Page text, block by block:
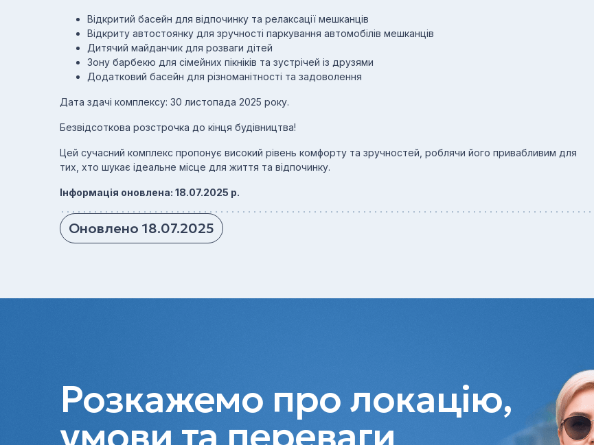
Відкритий басейн для відпочинку та релаксації мешканців
Відкриту автостоянку для зручності паркування автомобілів мешканців
Дитячий майданчик для розваги дітей
Зону барбекю для сімейних пікніків та зустрічей із друзями
Додатковий басейн для різноманітності та задоволення
Дата здачі комплексу: 30 листопада 2025 року.
Безвідсоткова розстрочка до кінця будівництва!
Цей сучасний комплекс пропонує високий рівень комфорту та зручностей, роблячи його привабливим для
тих, хто шукає ідеальне місце для життя та відпочинку.
Інформація оновлена: 18.07.2025 р.
Оновлено 18.07.2025
Розкажемо про локацію,